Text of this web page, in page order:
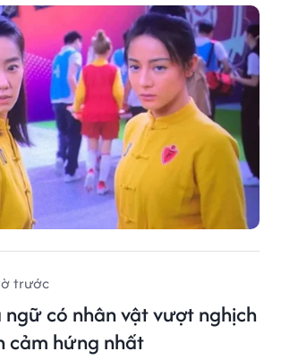
trước
ngữ có nhân vật vượt nghịch
cảm hứng nhất